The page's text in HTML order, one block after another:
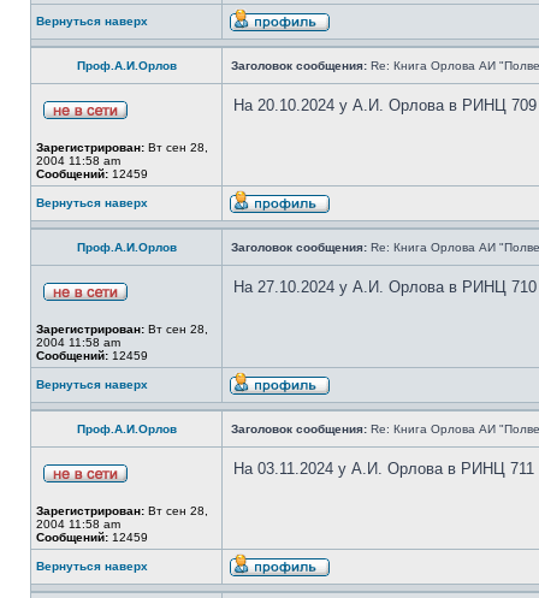
Вернуться наверх
Проф.А.И.Орлов Заголовок сообщения: Re: Книга Орлова АИ
Зарегистрирован: Вт сен 28,
2004 11:58 am
Сообщений: 12459
На 20.10.2024 у А.И. Орлова в РИНЦ 709
Вернуться наверх
Проф.А.И.Орлов Заголовок сообщения: Re: Книга Орлова АИ
Зарегистрирован: Вт сен 28,
2004 11:58 am
Сообщений: 12459
На 27.10.2024 у А.И. Орлова в РИНЦ 710
Вернуться наверх
Проф.А.И.Орлов Заголовок сообщения: Re: Книга Орлова АИ
Зарегистрирован: Вт сен 28,
2004 11:58 am
Сообщений: 12459
На 03.11.2024 у А.И. Орлова в РИНЦ 711
Вернуться наверх